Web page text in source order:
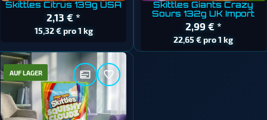
Skittles Citrus 139g USA
2,13 €*
15,32 € pro 1 kg
Skittles Giants Crazy
Sours 132g UK Import
2,99 € *
22,65 € pro 1 kg
AUF LAGER